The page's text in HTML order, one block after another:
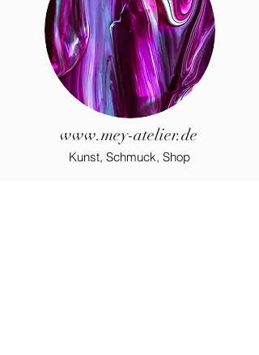
www.mey-atelier.de
Kunst, Schmuck, Shop